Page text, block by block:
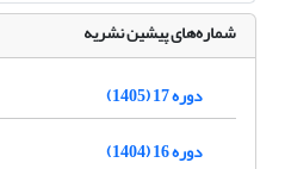
شماره‌های پیشین نشریه
دوره 17 (1405)
دوره 16 (1404)